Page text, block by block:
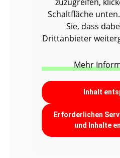
Schaltfläche
Sie, dass
Drittanbieter
Mehr
Inhalt
Erforderlichen
und Inhalte